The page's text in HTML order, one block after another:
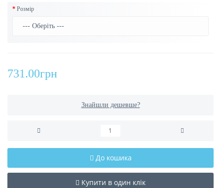
Розмір
731.00грн
Знайшли дешевше?
До кошика
Купити в один клік